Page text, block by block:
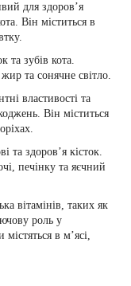
для здоров’я
Він міститься в
та зубів кота.
та сонячне світло.
властивості та
Він міститься
та здоров’я кісток.
печінку та яєчний
вітамінів, таких як
роль у
в м’ясі,